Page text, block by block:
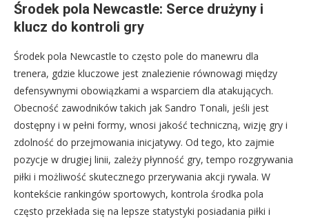
Środek pola Newcastle: Serce drużyny i
klucz do kontroli gry
Środek pola Newcastle to często pole do manewru dla
trenera, gdzie kluczowe jest znalezienie równowagi między
defensywnymi obowiązkami a wsparciem dla atakujących.
Obecność zawodników takich jak Sandro Tonali, jeśli jest
dostępny i w pełni formy, wnosi jakość techniczną, wizję gry i
zdolność do przejmowania inicjatywy. Od tego, kto zajmie
pozycje w drugiej linii, zależy płynność gry, tempo rozgrywania
piłki i możliwość skutecznego przerywania akcji rywala. W
kontekście rankingów sportowych, kontrola środka pola
często przekłada się na lepsze statystyki posiadania piłki i